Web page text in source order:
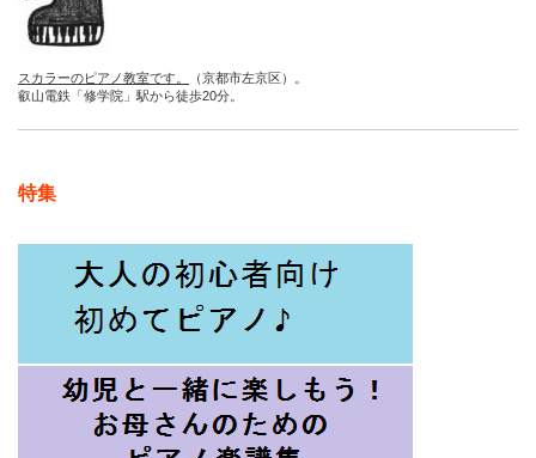
スカラーのピアノ教室です。
（京都市左京区）。
叡山電鉄「修学院」駅から徒歩20分。
特集